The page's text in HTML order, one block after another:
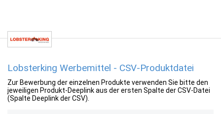
Lobsterking Werbemittel - CSV-Produktdatei
Zur Bewerbung der einzelnen Produkte verwenden Sie bitte den
jeweiligen Produkt-Deeplink aus der ersten Spalte der CSV-Datei
(Spalte Deeplink der CSV).